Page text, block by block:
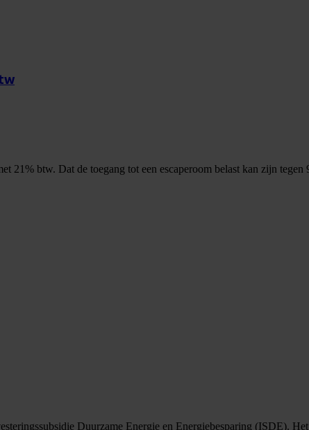
21% btw. Dat de toegang tot een escaperoom belast kan zijn
Duurzame Energie en Energiebesparing (ISDE).